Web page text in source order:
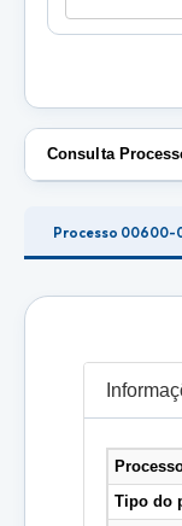
Sessões
Plenárias
Consulta
Processo 00600-
Tipo do